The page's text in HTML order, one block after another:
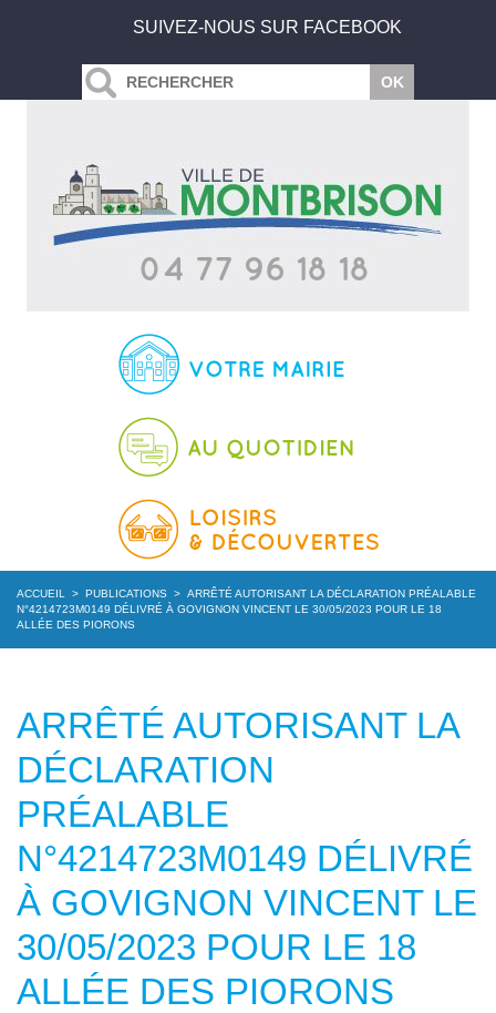
SUIVEZ-NOUS SUR FACEBOOK
ACCUEIL > PUBLICATIONS > ARRÊTÉ AUTORISANT LA DÉCLARATION PRÉALABLE
N°4214723M0149 DÉLIVRÉ À GOVIGNON VINCENT LE 30/05/2023 POUR LE 18
ALLÉE DES PIORONS
ARRÊTÉ AUTORISANT LA
DÉCLARATION
PRÉALABLE
N°4214723M0149 DÉLIVRÉ
À GOVIGNON VINCENT LE
30/05/2023 POUR LE 18
ALLÉE DES PIORONS